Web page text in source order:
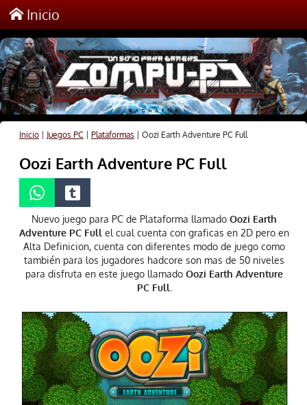
Inicio
Inicio| Juegos PC Plataformas Oozi Earth Adventure PC Full
Oozi Earth Adventure PC Full
Nuevo juego para PC de Plataforma llamadoOozi Earth
Adventure PC Full el cual cuenta con graficas en 2D pero en
Alta Definicion, cuenta con diferentes modo de juego como
también para los jugadores hadcore son mas de 50 niveles
para disfruta en este juego llamadoOozi Earth Adventure
PC Full.